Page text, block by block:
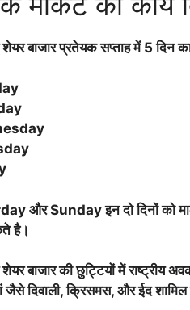
शेयर बाजार प्रतेयक सप्ताह में 5 दिन
और Sunday इन दो दिनों को
है।
शेयर बाजार की छुट्टियों में राष्ट्रीय
जैसे दिवाली, क्रिसमस, और ईद शामिल